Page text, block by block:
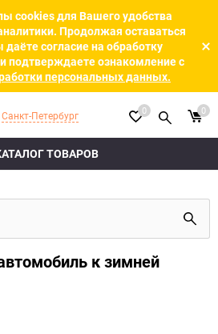
cookies для Вашего удобства
Продолжая оставаться
согласие на обработку
подтверждаете ознакомление с
персональных данных.
ТОВАРОВ
Санкт-Петербург 0 0
к зимней